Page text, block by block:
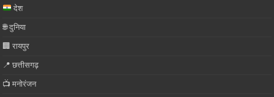
देश
🌐 दुनिया
🏢 रायपुर
📍 छत्तीसगढ़
📺 मनोरंजन